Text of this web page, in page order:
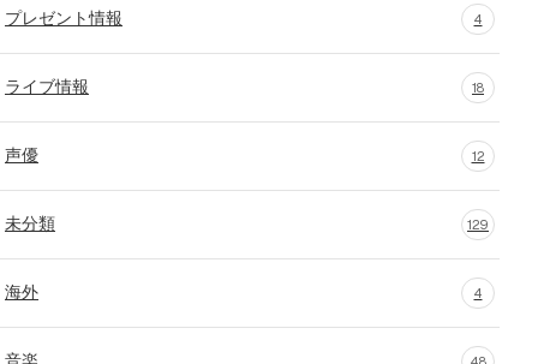
プレゼント情報 4
ライブ情報 18
声優 12
未分類 129
海外 4